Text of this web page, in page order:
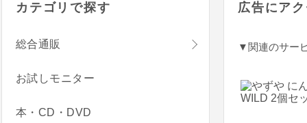
広告にア
▼関連のサー
カテゴリで探す
総合通販
お試しモニター
本・CD・DVD